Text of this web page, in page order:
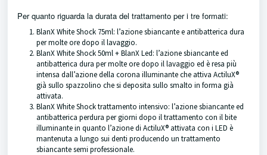
Per quanto riguarda la durata del trattamento per i tre formati:
BlanX White Shock 75ml: l’azione sbiancante e antibatterica dura
per molte ore dopo il lavaggio.
BlanX White Shock 50ml + BlanX Led: l’azione sbiancante ed
antibatterica dura per molte ore dopo il lavaggio ed è resa più
intensa dall’azione della corona illuminante che attiva ActiluX®
già sullo spazzolino che si deposita sullo smalto in forma già
attivata.
BlanX White Shock trattamento intensivo: l’azione sbiancante ed
antibatterica perdura per giorni dopo il trattamento con il bite
illuminante in quanto l’azione di ActiluX® attivata con i LED è
mantenuta a lungo sui denti producendo un trattamento
sbiancante semi professionale.